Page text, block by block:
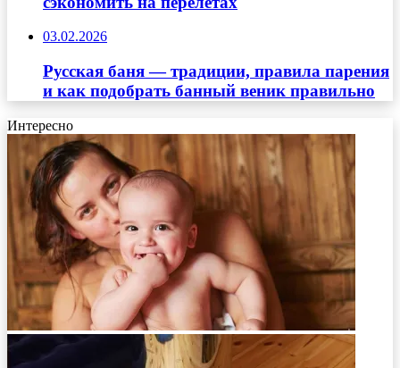
03.02.2026
Русская баня — традиции, правила парения
и как подобрать банный веник правильно
Интересно